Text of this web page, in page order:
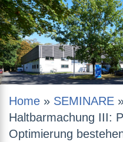
Home » SEMINARE
Haltbarmachung III:
Optimierung